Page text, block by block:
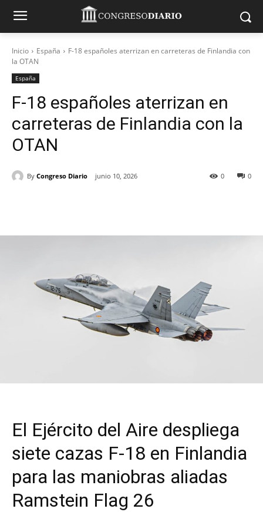
Inicio España
F-18 españoles aterrizan en carreteras de Finlandia con
la OTAN
España
F-18 españoles aterrizan en
carreteras de Finlandia con la
OTAN
By Congreso Diario junio 10, 2026 0
0
El Ejército del Aire despliega
siete cazas F-18 en Finlandia
para las maniobras aliadas
Ramstein Flag 26